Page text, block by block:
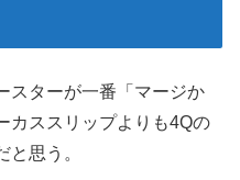
スターが一番「マージか
カススリップよりも4Qの
思う。